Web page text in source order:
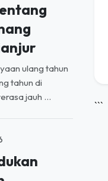
ulang tahun
tahun di
jauh ...
```